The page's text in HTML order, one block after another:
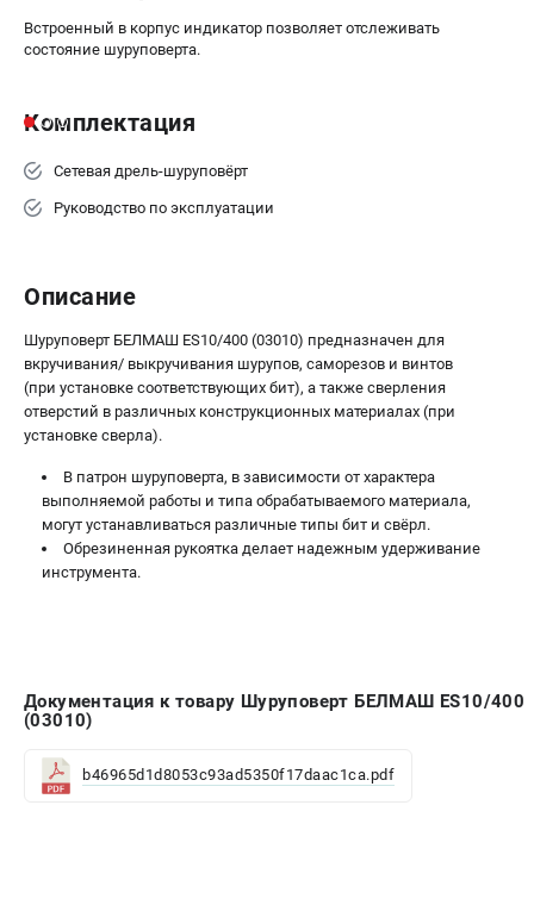
Встроенный в корпус индикатор позволяет отслеживать
состояние шуруповерта.
Комплектация
Сетевая дрель-шуруповёрт
Руководство по эксплуатации
Описание
Шуруповерт БЕЛМАШ ES10/400 (03010) предназначен для
вкручивания/ выкручивания шурупов, саморезов и винтов
(при установке соответствующих бит), а также сверления
отверстий в различных конструкционных материалах (при
установке сверла).
В патрон шуруповерта, в зависимости от характера
выполняемой работы и типа обрабатываемого материала,
могут устанавливаться различные типы бит и свёрл.
Обрезиненная рукоятка делает надежным удерживание
инструмента.
Документация к товару Шуруповерт БЕЛМАШ ES10/400
(03010)
b46965d1d8053c93ad5350f17daac1ca.pdf